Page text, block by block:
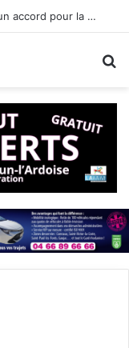
Nîmes Olympique et la Ville trouvent un accord pour la Bastide et les Antonins